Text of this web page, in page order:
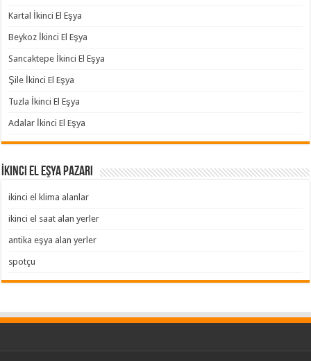
Kartal İkinci El Eşya
Beykoz İkinci El Eşya
Sancaktepe İkinci El Eşya
Şile İkinci El Eşya
Tuzla İkinci El Eşya
Adalar İkinci El Eşya
İkinci El Eşya Pazarı
ikinci el klima alanlar
ikinci el saat alan yerler
antika eşya alan yerler
spotçu